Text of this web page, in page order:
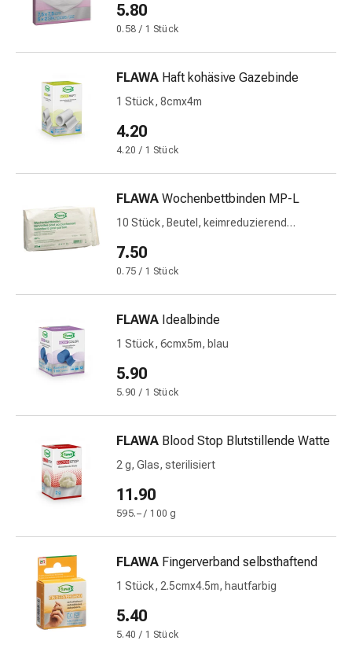
Fieber
Kopfschmerzen
&
Migräne
Gelenkschmerzen
Schmerzmittel
Wärmen
Stress
&
Stimmungsschwankungen
Schlafstörungen
Rhonchopathie
Atemwege
Nasenmittel
Atmungstraktbeschwerden
Infektionen
Stoffwechsel
Osteoporose
Immunsuppressiva
-
mittel
Zeckenschutz
5.80
0.58 / 1 Stück
FLAWA Haft kohäsive Gazebinde
1 Stück, 8cmx4m
4.20
4.20 / 1 Stück
FLAWA Wochenbettbinden MP-L
10 Stück, Beutel, keimreduzierend
7.50
0.75 / 1 Stück
FLAWA Idealbinde
1 Stück, 6cmx5m, blau
5.90
5.90 / 1 Stück
FLAWA Blood Stop Blutstillende Watte
2 g, Glas, sterilisiert
11.90
595.– / 100 g
FLAWA Fingerverband selbsthaftend
1 Stück, 2.5cmx4.5m, hautfarbig
5.40
5.40 / 1 Stück